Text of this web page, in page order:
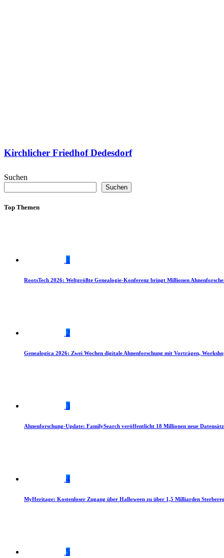
Kirchlicher Friedhof Dedesdorf
Suchen
Suchen
Top Themen
1
RootsTech 2026: Weltgrößte Genealogie-Konferenz bringt Millionen
2
Genealogica 2026: Zwei Wochen digitale Ahnenforschung mit Vorträgen,
3
Ahnenforschung-Update: FamilySearch veröffentlicht 18 Millionen neue
4
MyHeritage: Kostenloser Zugang über Halloween zu über 1,5 Milliarden
5